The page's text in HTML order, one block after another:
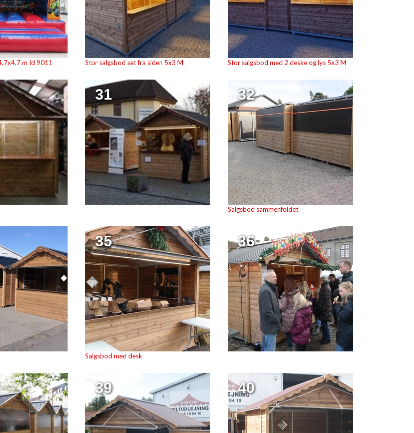
m Id 9011 Stor salgsbod set fra siden 5x3 M Stor salgsbod med 2 deske og lys 5x3 M
31 32
Salgsbod sammenfoldet
35
Salgsbod med desk
36
39 40